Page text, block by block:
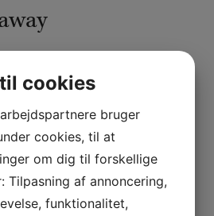
og overkommeligt ophold for
awaygiver Dem en romantisk
til en attraktiv pris.
eller en særlig lejlighed.
Lolland
cookies
bruger
cookies, til at
om dig til forskellige
Tilpasning af annoncering,
funktionalitet,